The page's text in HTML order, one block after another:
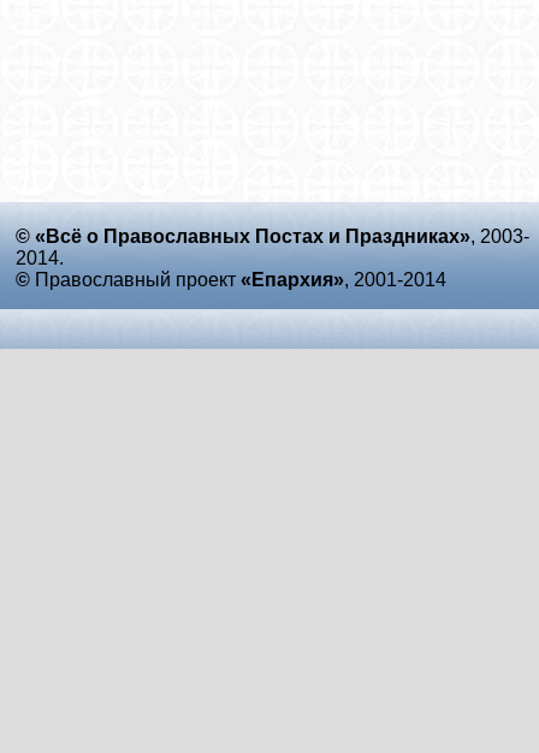
© «Всё о Православных Постах и Праздниках», 2003-
2014.
© Православный проект «Епархия», 2001-2014